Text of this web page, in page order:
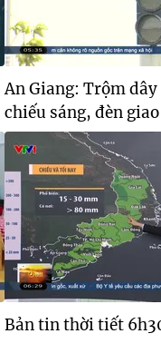
An Giang: Trộm
chiếu sáng, đèn
Bản tin thời tiết